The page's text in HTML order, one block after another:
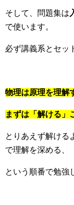
そして、問題集は
で使います。
必ず講義系とセッ
物理は原理を理解
まずは「解ける」
とりあえず解ける
で理解を深める、
という順番で勉強